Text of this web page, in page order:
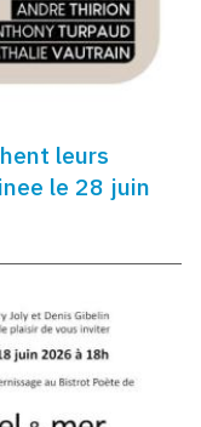
leurs
le 28 juin